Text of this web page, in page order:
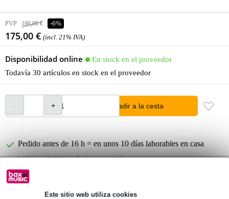
Este sitio web utiliza cookies
PVP 186,00 € -6%
175,00 € (incl. 21% IVA)
Disponibilidad online
En stock en el proveedor
Todavía 30 artículos en stock en el proveedor
añadir a la cesta
Pedido antes de 16 h = en unos 10 días laborables en casa
Más de 48.000 artículos en stock
1.250 marcas líderes